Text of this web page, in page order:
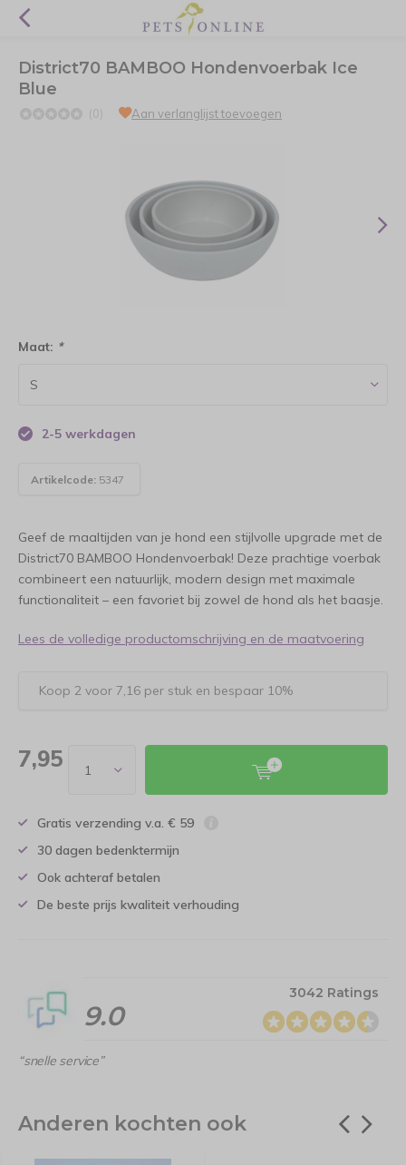
District70 BAMBOO Hondenvoerbak Ice
Blue
(0) Aan verlanglijst toevoegen
Maat: *
2-5 werkdagen
Artikelcode: 5347
Geef de maaltijden van je hond een stijlvolle upgrade met de
District70 BAMBOO Hondenvoerbak! Deze prachtige voerbak
combineert een natuurlijk, modern design met maximale
functionaliteit – een favoriet bij zowel de hond als het baasje.
Lees de volledige productomschrijving en de maatvoering
Koop 2 voor 7,16 per stuk en bespaar 10%
7,95
Gratis verzending v.a. € 59
30 dagen bedenktermijn
Ook achteraf betalen
De beste prijs kwaliteit verhouding
9.0
3042 Ratings
“snelle service”
Anderen kochten ook